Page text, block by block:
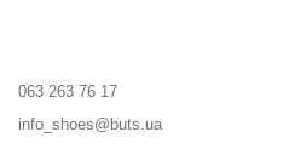
063 263 76 17
info_shoes@buts.ua